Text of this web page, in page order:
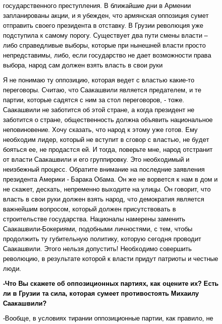
государственного преступления. В ближайшие дни в Армении
запланированы акции, и я убежден, что армянская оппозиция сумет
отправить своего президента в отставку. В Грузии революция уже
подступила к самому порогу. Существует два пути смены власти –
либо справедливые выборы, которые при нынешней власти просто
непредставимы, либо, если государство не дает возможности права
выбора, народ сам должен взять власть в свои руки
Я не понимаю ту оппозицию, которая ведет с властью какие-то
переговоры. Считаю, что Саакашвили является предателем, и те
партии, которые садятся с ним за стол переговоров, - тоже.
Саакашвили не заботится об этой стране, а когда президент не
заботится о стране, общественность должна объявить национальное
неповиновение. Хочу сказать, что народ к этому уже готов. Ему
необходим лидер, который не вступит в сговор с властью, не будет
бояться ее, не продастся ей. И тогда, поверьте мне, народ отстранит
от власти Саакашвили и его группировку. Это необходимый и
неизбежный процесс. Обратите внимание на последние заявления
президента Америки - Барака Обама. Он же не ворвется к нам в дом и
не скажет, дескать, непременно выходите на улицы. Он говорит, что
власть в свои руки должен взять народ, что демократия является
важнейшим вопросом, который должен присутствовать в
строительстве государства. Националы намерены заменить
Саакашвили-Бокериями, подобными личностями, с тем, чтобы
продолжить ту губительную политику, которую сегодня проводит
Саакашвили. Этого нельзя допустить! Необходимо совершить
революцию, в результате которой к власти придут патриоты и честные
люди.
-Что Вы скажете об оппозиционных партиях, как оцените их? Есть
ли в Грузии та сила, которая сумеет противостоять Михаилу
Саакашвили?
-Вообще, в условиях тирании оппозиционные партии, как правило, не